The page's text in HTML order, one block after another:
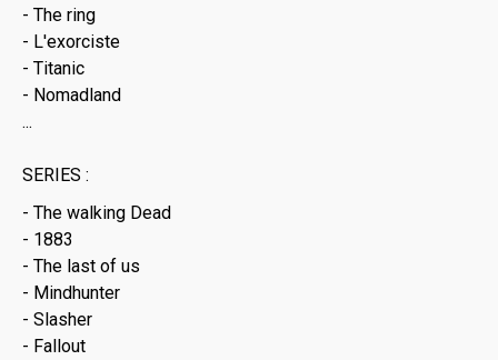
- The ring
- L'exorciste
- Titanic
- Nomadland
...
SERIES :
- The walking Dead
- 1883
- The last of us
- Mindhunter
- Slasher
- Fallout